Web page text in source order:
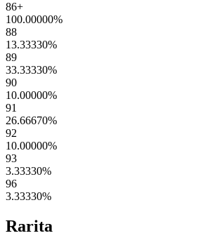
86+
100.00000%
88
13.33330%
89
33.33330%
90
10.00000%
91
26.66670%
92
10.00000%
93
3.33330%
96
3.33330%
Rarita